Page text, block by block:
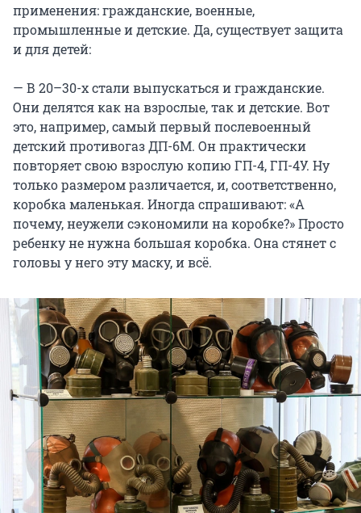
применения: гражданские, военные,
промышленные и детские. Да, существует защита
и для детей:
— В 20–30-х стали выпускаться и гражданские.
Они делятся как на взрослые, так и детские. Вот
это, например, самый первый послевоенный
детский противогаз ДП-6М. Он практически
повторяет свою взрослую копию ГП-4, ГП-4У. Ну
только размером различается, и, соответственно,
коробка маленькая. Иногда спрашивают: «А
почему, неужели сэкономили на коробке?» Просто
ребенку не нужна большая коробка. Она стянет с
головы у него эту маску, и всё.